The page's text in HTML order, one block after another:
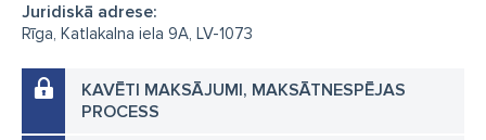
Juridiskā adrese:
Rīga, Katlakalna iela 9A, LV-1073
KAVĒTI MAKSĀJUMI, MAKSĀTNESPĒJAS
PROCESS